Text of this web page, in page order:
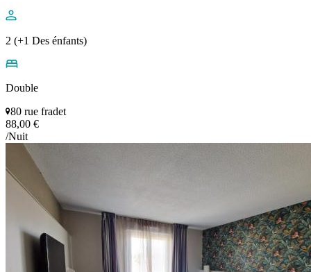
2 (+1 Des énfants)
Double
80 rue fradet
88,00 €
/Nuit